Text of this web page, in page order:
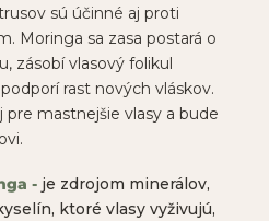
sú účinné aj proti
Moringa sa zasa postará o
zásobí vlasový folikul
rast nových vláskov.
mastnejšie vlasy a bude
- je zdrojom minerálov,
ktoré vlasy vyživujú,